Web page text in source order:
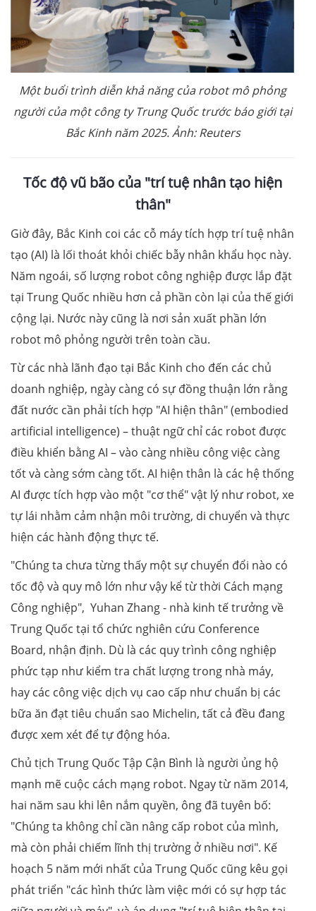
Một buổi trình diễn khả năng của robot mô phỏng
người của một công ty Trung Quốc trước báo giới tại
Bắc Kinh năm 2025. Ảnh: Reuters
Tốc độ vũ bão của "trí tuệ nhân tạo hiện
thân"
Giờ đây, Bắc Kinh coi các cỗ máy tích hợp trí tuệ nhân
tạo (AI) là lối thoát khỏi chiếc bẫy nhân khẩu học này.
Năm ngoái, số lượng robot công nghiệp được lắp đặt
tại Trung Quốc nhiều hơn cả phần còn lại của thế giới
cộng lại. Nước này cũng là nơi sản xuất phần lớn
robot mô phỏng người trên toàn cầu.
Từ các nhà lãnh đạo tại Bắc Kinh cho đến các chủ
doanh nghiệp, ngày càng có sự đồng thuận lớn rằng
đất nước cần phải tích hợp "AI hiện thân" (embodied
artificial intelligence) – thuật ngữ chỉ các robot được
điều khiển bằng AI – vào càng nhiều công việc càng
tốt và càng sớm càng tốt. AI hiện thân là các hệ thống
AI được tích hợp vào một "cơ thể" vật lý như robot, xe
tự lái nhằm cảm nhận môi trường, di chuyển và thực
hiện các hành động thực tế.
"Chúng ta chưa từng thấy một sự chuyển đổi nào có
tốc độ và quy mô lớn như vậy kể từ thời Cách mạng
Công nghiệp", Yuhan Zhang - nhà kinh tế trưởng về
Trung Quốc tại tổ chức nghiên cứu Conference
Board, nhận định. Dù là các quy trình công nghiệp
phức tạp như kiểm tra chất lượng trong nhà máy,
hay các công việc dịch vụ cao cấp như chuẩn bị các
bữa ăn đạt tiêu chuẩn sao Michelin, tất cả đều đang
được xem xét để tự động hóa.
Chủ tịch Trung Quốc Tập Cận Bình là người ủng hộ
mạnh mẽ cuộc cách mạng robot. Ngay từ năm 2014,
hai năm sau khi lên nắm quyền, ông đã tuyên bố:
"Chúng ta không chỉ cần nâng cấp robot của mình,
mà còn phải chiếm lĩnh thị trường ở nhiều nơi". Kế
hoạch 5 năm mới nhất của Trung Quốc cũng kêu gọi
phát triển "các hình thức làm việc mới có sự hợp tác